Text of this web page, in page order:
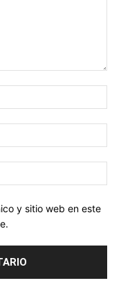
y sitio web en este